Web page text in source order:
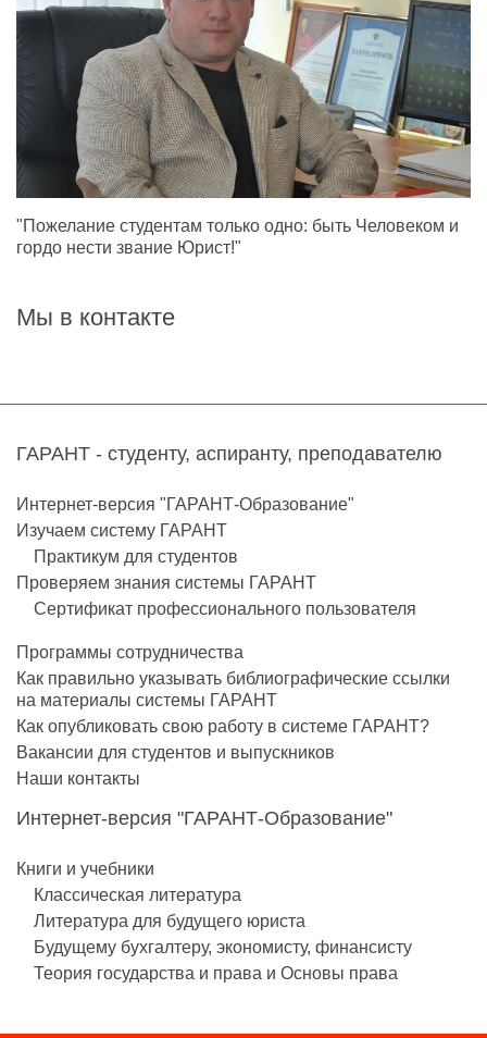
"Пожелание студентам только одно: быть Человеком и
гордо нести звание Юрист!"
Мы в контакте
ГАРАНТ - студенту, аспиранту, преподавателю
Интернет-версия "ГАРАНТ-Образование"
Изучаем систему ГАРАНТ
Практикум для студентов
Проверяем знания системы ГАРАНТ
Сертификат профессионального пользователя
Программы сотрудничества
Как правильно указывать библиографические ссылки
на материалы системы ГАРАНТ
Как опубликовать свою работу в системе ГАРАНТ?
Вакансии для студентов и выпускников
Наши контакты
Интернет-версия "ГАРАНТ-Образование"
Книги и учебники
Классическая литература
Литература для будущего юриста
Будущему бухгалтеру, экономисту, финансисту
Теория государства и права и Основы права